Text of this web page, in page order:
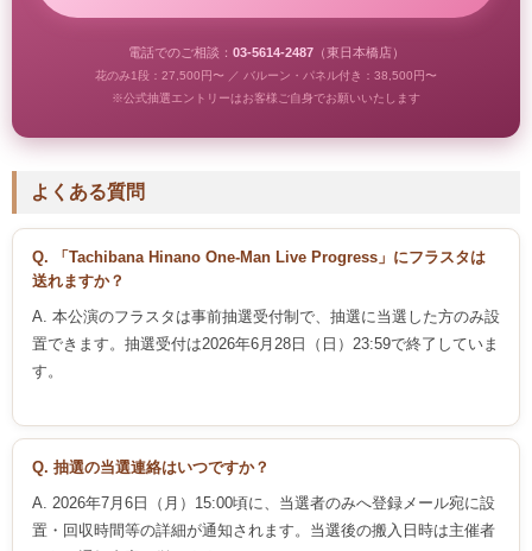
電話でのご相談： 03-5614-2487（東日本橋店）
花のみ1段：27,500円〜 ／ バルーン・パネル付き：38,500円〜
※公式抽選エントリーはお客様ご自身でお願いいたします
よくある質問
Q. 「Tachibana Hinano One-Man Live Progress」にフラスタは
送れますか？
A. 本公演のフラスタは事前抽選受付制で、抽選に当選した方のみ設
置できます。抽選受付は2026年6月28日（日）23:59で終了していま
す。
Q. 抽選の当選連絡はいつですか？
A. 2026年7月6日（月）15:00頃に、当選者のみへ登録メール宛に設
置・回収時間等の詳細が通知されます。当選後の搬入日時は主催者